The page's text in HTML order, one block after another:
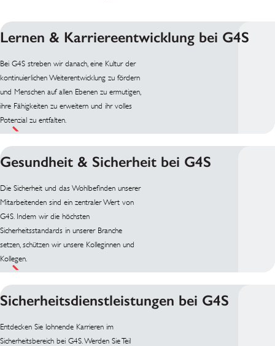
Lernen & Karriereentwicklung bei G4S
Bei G4S streben wir danach, eine Kultur der
kontinuierlichen Weiterentwicklung zu fördern
und Menschen auf allen Ebenen zu ermutigen,
ihre Fähigkeiten zu erweitern und ihr volles
Potenzial zu entfalten.
Gesundheit & Sicherheit bei G4S
Die Sicherheit und das Wohlbefinden unserer
Mitarbeitenden sind ein zentraler Wert von
G4S. Indem wir die höchsten
Sicherheitsstandards in unserer Branche
setzen, schützen wir unsere Kolleginnen und
Kollegen.
Sicherheitsdienstleistungen bei G4S
Entdecken Sie lohnende Karrieren im
Sicherheitsbereich bei G4S. Werden Sie Teil